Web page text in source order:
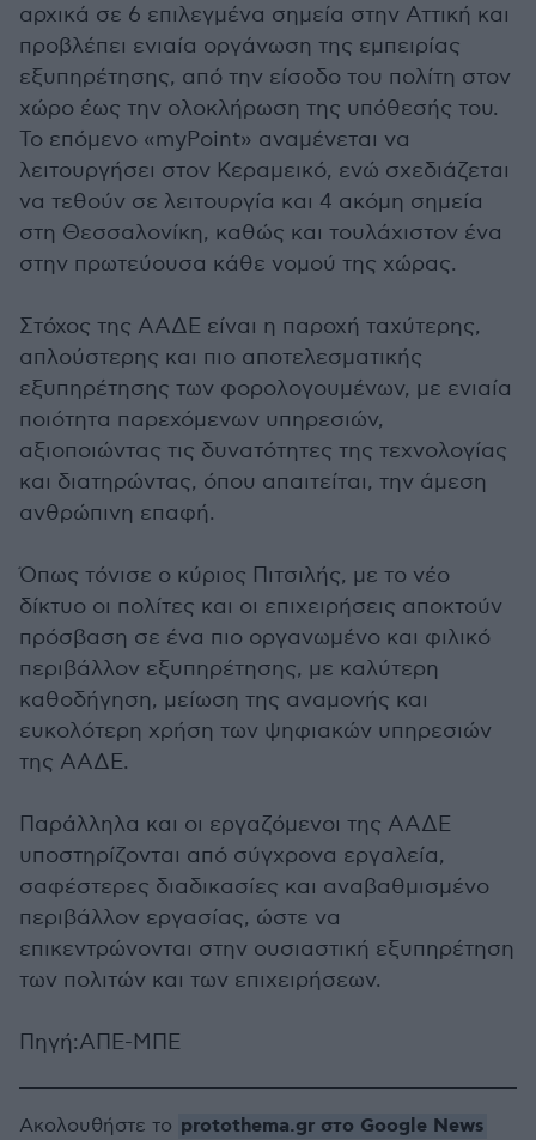
αρχικά σε 6 επιλεγμένα σημεία στην Αττική και
προβλέπει ενιαία οργάνωση της εμπειρίας
εξυπηρέτησης, από την είσοδο του πολίτη στον
χώρο έως την ολοκλήρωση της υπόθεσής του.
Το επόμενο «myPoint» αναμένεται να
λειτουργήσει στον Κεραμεικό, ενώ σχεδιάζεται
να τεθούν σε λειτουργία και 4 ακόμη σημεία
στη Θεσσαλονίκη, καθώς και τουλάχιστον ένα
στην πρωτεύουσα κάθε νομού της χώρας.
Στόχος της ΑΑΔΕ είναι η παροχή ταχύτερης,
απλούστερης και πιο αποτελεσματικής
εξυπηρέτησης των φορολογουμένων, με ενιαία
ποιότητα παρεχόμενων υπηρεσιών,
αξιοποιώντας τις δυνατότητες της τεχνολογίας
και διατηρώντας, όπου απαιτείται, την άμεση
ανθρώπινη επαφή.
Όπως τόνισε ο κύριος Πιτσιλής, με το νέο
δίκτυο οι πολίτες και οι επιχειρήσεις αποκτούν
πρόσβαση σε ένα πιο οργανωμένο και φιλικό
περιβάλλον εξυπηρέτησης, με καλύτερη
καθοδήγηση, μείωση της αναμονής και
ευκολότερη χρήση των ψηφιακών υπηρεσιών
της ΑΑΔΕ.
Παράλληλα και οι εργαζόμενοι της ΑΑΔΕ
υποστηρίζονται από σύγχρονα εργαλεία,
σαφέστερες διαδικασίες και αναβαθμισμένο
περιβάλλον εργασίας, ώστε να
επικεντρώνονται στην ουσιαστική εξυπηρέτηση
των πολιτών και των επιχειρήσεων.
Πηγή:ΑΠΕ-ΜΠΕ
Ακολουθήστε το protothema.gr στο Google News